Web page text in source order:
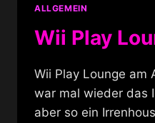
ALLGEMEIN
Wii Play
Wii Play Lounge am
war mal wieder das
aber so ein